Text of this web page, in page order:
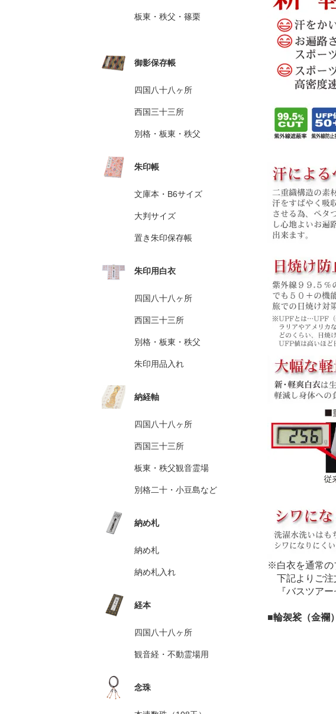
※白衣を通常の
下記よりご注
『バスツア
■輪袈裟（金襴）
板東・秩父・篠栗
御影保存帳
四国八十八ヶ所
西国三十三所
別格・板東・秩父
朱印帳
文庫本・B6サイズ
大判サイズ
置き朱印保存帳
朱印用白衣
四国八十八ヶ所
西国三十三所
別格・板東・秩父
朱印用品入れ
納経軸
四国八十八ヶ所
西国三十三所
板東・秩父観音霊場
別格二十・小豆島など
納め札
納め札
納め札入れ
経本
四国八十八ヶ所
観音経・不動霊場用
念珠